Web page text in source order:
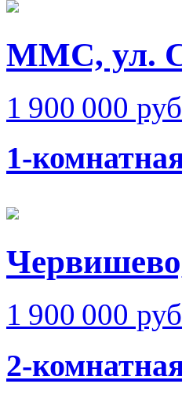
ММС, ул.
1 900 000
1-
1 900 000
2-